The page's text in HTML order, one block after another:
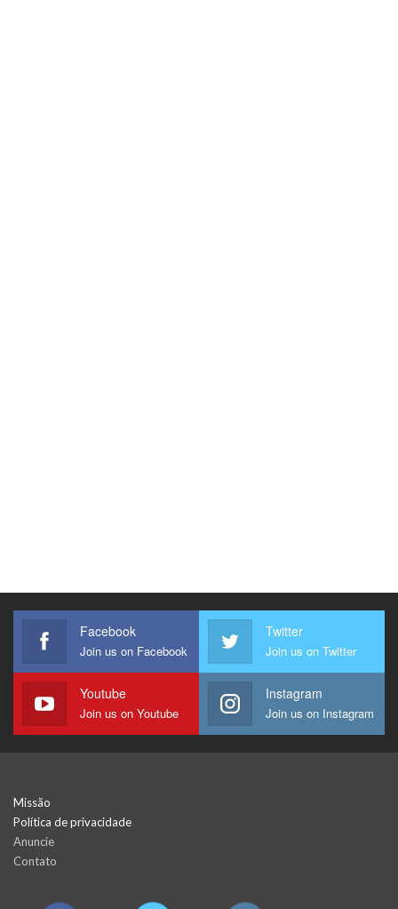
Facebook
Join us on Facebook
Twitter
Join us on Twitter
Youtube
Join us on Youtube
Instagram
Join us on Instagram
Missão
Política de privacidade
Anuncie
Contato